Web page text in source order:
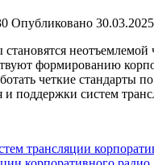
Опубликовано 30.03.2025
формированию
четкие стандарты
поддержки систем
трансляции